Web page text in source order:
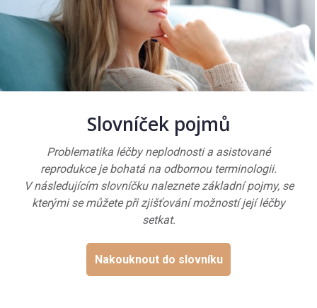
Slovníček pojmů
Problematika léčby neplodnosti a asistované
reprodukce je bohatá na odbornou terminologii.
V následujícím slovníčku naleznete základní pojmy, se
kterými se můžete při zjišťování možností její léčby
setkat.
Nakouknout do slovníku